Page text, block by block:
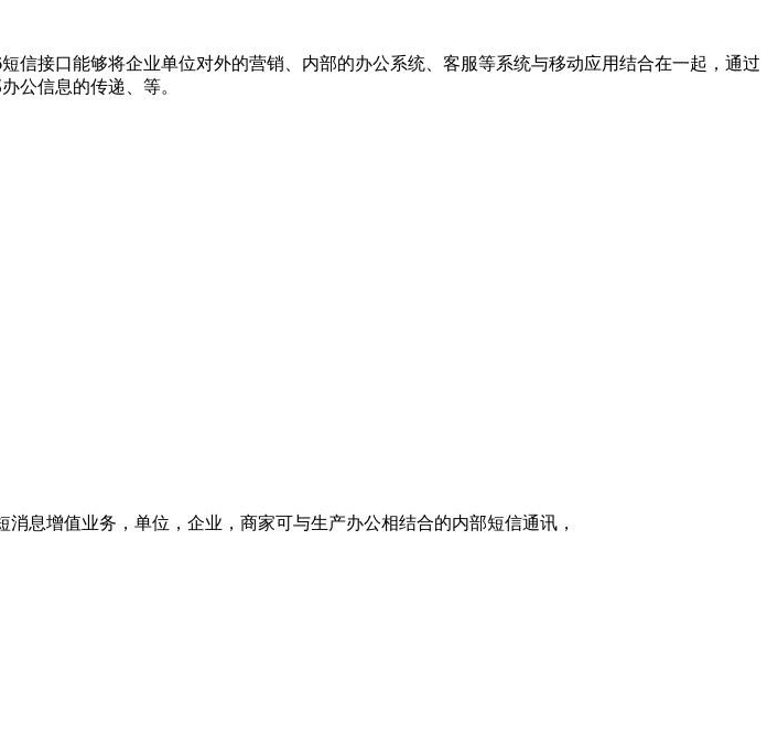
信接口能够将企业单位对外的营销、内部的办公系统、客服等系统与移动应用结合在一起，通过
公信息的传递、等。
息增值业务，单位，企业，商家可与生产办公相结合的内部短信通讯，